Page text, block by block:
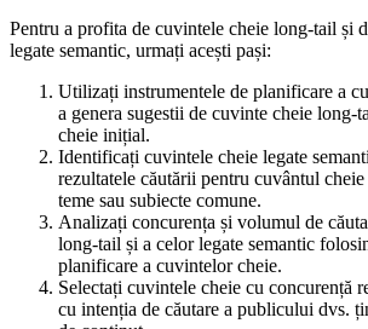
Pentru a profita de cuvintele cheie long-tail și
legate semantic, urmați acești pași:
Utilizați instrumentele de planificare a
a genera sugestii de cuvinte cheie long-
cheie inițial.
Identificați cuvintele cheie legate
rezultatele căutării pentru cuvântul
teme sau subiecte comune.
Analizați concurența și volumul de
long-tail și a celor legate semantic
planificare a cuvintelor cheie.
Selectați cuvintele cheie cu concurență
cu intenția de căutare a publicului dvs.